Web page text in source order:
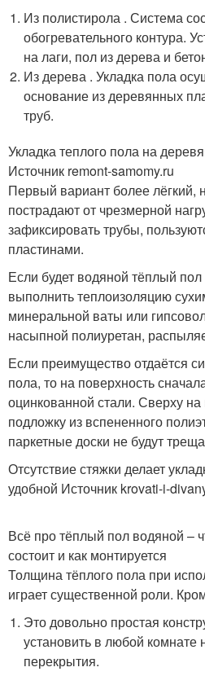
Из полистирола . Система
обогревательного контура.
на лаги, пол из дерева и
Из дерева . Укладка пола
основание из деревянных
труб.
Укладка теплого пола на
Источник remont-samomy.ru
Первый вариант более лёгкий,
пострадают от чрезмерной
зафиксировать трубы,
пластинами.
Если будет водяной тёплый пол
выполнить теплоизоляцию
минеральной ваты или
насыпной полиуретан,
Если преимущество отдаётся
пола, то на поверхность
оцинкованной стали. Сверху
подложку из вспененного
паркетные доски не будут
Отсутствие стяжки делает
удобной Источник krovati-i-
Всё про тёплый пол водяной –
состоит и как монтируется
Толщина тёплого пола при
играет существенной роли.
Это довольно простая
установить в любой комнате
перекрытия.